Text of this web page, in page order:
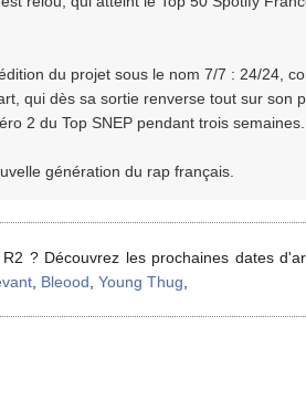
du projet sous le nom 7/7 : 24/24,
qui dès sa sortie renverse tout sur son
2 du Top SNEP pendant trois semaines.
génération du rap français.
? Découvrez les prochaines dates
Bleood Young Thug